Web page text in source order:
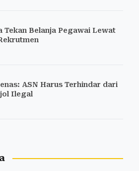
Tekan Belanja Pegawai Lewat
ASN Harus Terhindar dari
Ilegal